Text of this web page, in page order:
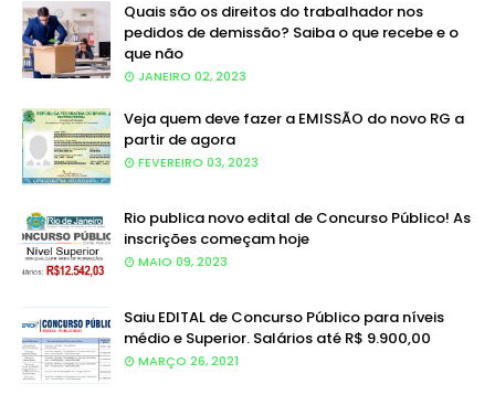
Quais são os direitos do trabalhador nos
pedidos de demissão? Saiba o que recebe e o
que não
JANEIRO 02, 2023
Veja quem deve fazer a EMISSÃO do novo RG a
partir de agora
FEVEREIRO 03, 2023
Rio publica novo edital de Concurso Público! As
inscrições começam hoje
MAIO 09, 2023
Saiu EDITAL de Concurso Público para níveis
médio e Superior. Salários até R$ 9.900,00
MARÇO 26, 2021